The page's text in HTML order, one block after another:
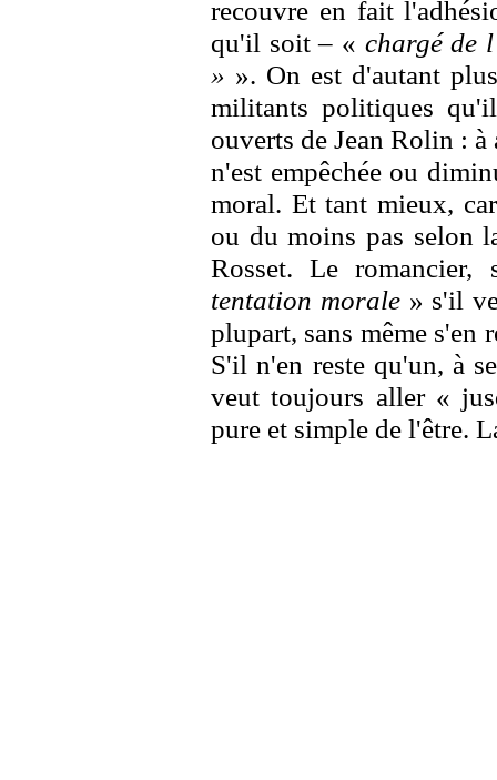
recouvre en fait
qu'il soit – « chargé de
» ». On est d'autant
militants politiques
ouverts de Jean Rolin :
n'est empêchée ou
moral. Et tant mieux,
ou du moins pas selon
Rosset. Le
tentation morale» s'il
plupart, sans même s'en
S'il n'en reste qu'un, à
veut toujours aller «
pure et simple de l'être.